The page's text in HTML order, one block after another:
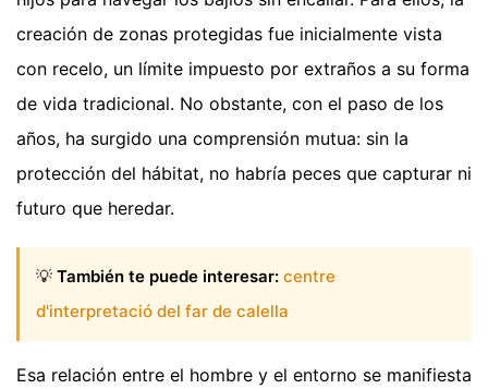
creación de zonas protegidas fue inicialmente vista
con recelo, un límite impuesto por extraños a su forma
de vida tradicional. No obstante, con el paso de los
años, ha surgido una comprensión mutua: sin la
protección del hábitat, no habría peces que capturar ni
futuro que heredar.
💡 También te puede interesar: centre
d'interpretació del far de calella
Esa relación entre el hombre y el entorno se manifiesta